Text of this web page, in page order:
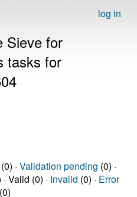
log in
Sieve for
tasks for
· Validation pending (0) ·
Valid (0) · Invalid (0) · Error
(0)